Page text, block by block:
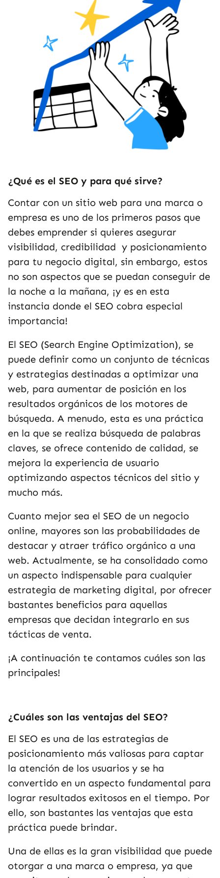
¿Qué es el SEO y para qué sirve?
Contar con un sitio web para una marca o
empresa es uno de los primeros pasos que
debes emprender si quieres asegurar
visibilidad, credibilidad y posicionamiento
para tu negocio digital, sin embargo, estos
no son aspectos que se puedan conseguir de
la noche a la mañana, ¡y es en esta
instancia donde el SEO cobra especial
importancia!
El SEO (Search Engine Optimization), se
puede definir como un conjunto de técnicas
y estrategias destinadas a optimizar una
web, para aumentar de posición en los
resultados orgánicos de los motores de
búsqueda. A menudo, esta es una práctica
en la que se realiza búsqueda de palabras
claves, se ofrece contenido de calidad, se
mejora la experiencia de usuario
optimizando aspectos técnicos del sitio y
mucho más.
Cuanto mejor sea el SEO de un negocio
online, mayores son las probabilidades de
destacar y atraer tráfico orgánico a una
web. Actualmente, se ha consolidado como
un aspecto indispensable para cualquier
estrategia de marketing digital, por ofrecer
bastantes beneficios para aquellas
empresas que decidan integrarlo en sus
tácticas de venta.
¡A continuación te contamos cuáles son las
principales!
¿Cuáles son las ventajas del SEO?
El SEO es una de las estrategias de
posicionamiento más valiosas para captar
la atención de los usuarios y se ha
convertido en un aspecto fundamental para
lograr resultados exitosos en el tiempo. Por
ello, son bastantes las ventajas que esta
práctica puede brindar.
Una de ellas es la gran visibilidad que puede
otorgar a una marca o empresa, ya que